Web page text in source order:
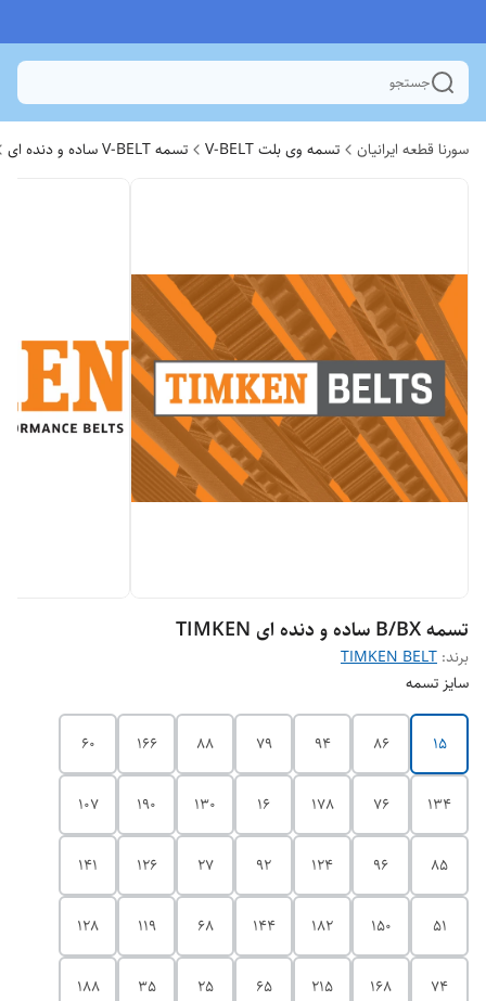
جستجو
سورنا قطعه ایرانیان تسمه وی بلت V-BELT تسمه V-BELT ساده و دنده ای
تسمه B/BX ساده و دنده ای TIMKEN
برند: TIMKEN BELT
سایز تسمه
15
86
94
79
88
166
60
134
76
178
16
130
190
107
85
96
124
92
27
126
141
51
150
182
144
68
119
128
74
168
215
65
25
35
188